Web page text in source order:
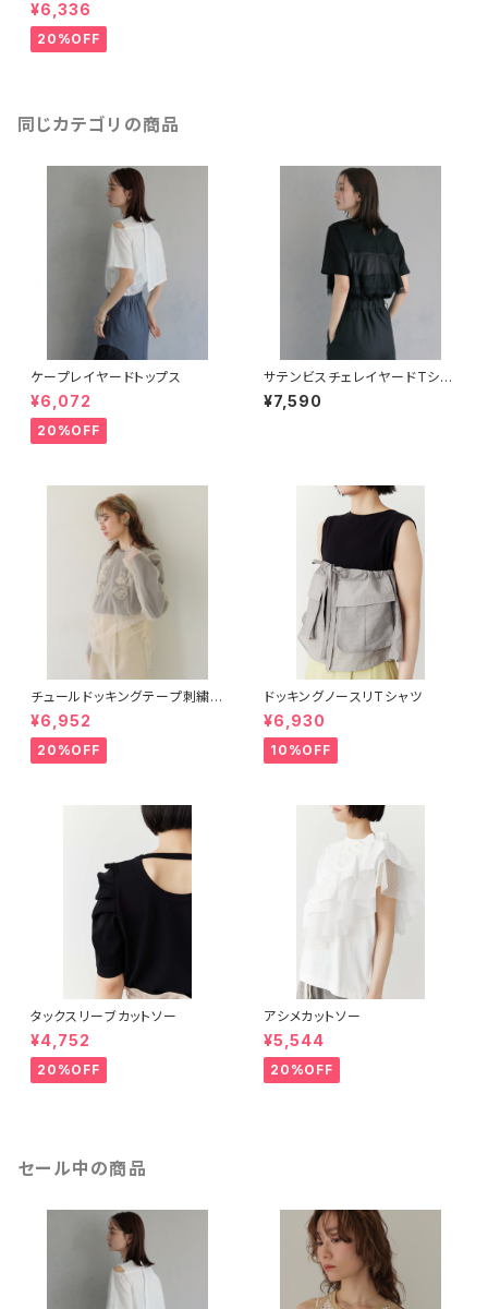
¥6,336
20%OFF
同じカテゴリの商品
ケープレイヤードトップス
¥6,072
20%OFF
サテンビスチェレイヤードTシャ
ツ
¥7,590
チュールドッキングテープ刺繍ロ
ンT
¥6,952
20%OFF
ドッキングノースリTシャツ
¥6,930
10%OFF
タックスリーブカットソー
¥4,752
20%OFF
アシメカットソー
¥5,544
20%OFF
セール中の商品